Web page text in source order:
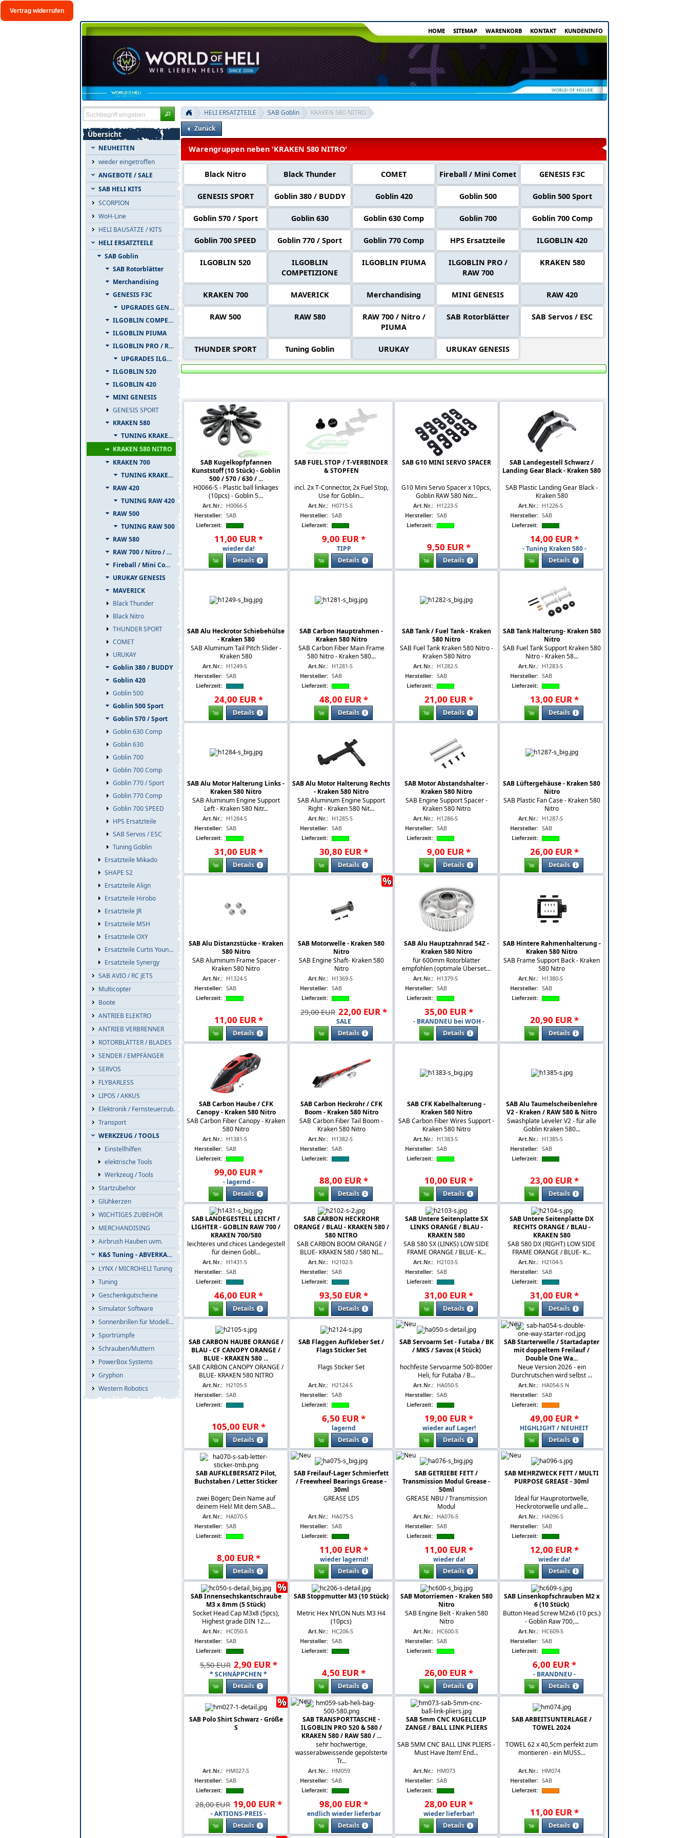
Vertrag widerrufen
HOME SITEMAP WARENKORB KONTAKT KUNDENINFO
Übersicht
NEUHEITEN
wieder eingetroffen
ANGEBOTE / SALE
SAB HELI KITS
SCORPION
WoH-Line
HELI BAUSÄTZE / KITS
HELI ERSATZTEILE
SAB Goblin
SAB Rotorblätter
Merchandising
GENESIS F3C
UPGRADES GENESIS F3C
ILGOBLIN COMPETIZIONE
ILGOBLIN PIUMA
ILGOBLIN PRO / RAW 700
UPGRADES ILGOBLIN PRO / RAW 700
ILGOBLIN 520
ILGOBLIN 420
MINI GENESIS
GENESIS SPORT
KRAKEN 580
TUNING KRAKEN 580
KRAKEN 580 NITRO
KRAKEN 700
TUNING KRAKEN 700
RAW 420
TUNING RAW 420
RAW 500
TUNING RAW 500
RAW 580
RAW 700 / Nitro / PIUMA
Fireball / Mini Comet
URUKAY GENESIS
MAVERICK
Black Thunder
Black Nitro
THUNDER SPORT
COMET
URUKAY
Goblin 380 / BUDDY
Goblin 420
Goblin 500
Goblin 500 Sport
Goblin 570 / Sport
Goblin 630 Comp
Goblin 630
Goblin 700
Goblin 700 Comp
Goblin 770 / Sport
Goblin 770 Comp
Goblin 700 SPEED
HPS Ersatzteile
SAB Servos / ESC
Tuning Goblin
Ersatzteile Mikado
SHAPE S2
Ersatzteile Align
Ersatzteile Hirobo
Ersatzteile JR
Ersatzteile MSH
Ersatzteile OXY
Ersatzteile Curtis Youngblood
Ersatzteile Synergy
SAB AVIO / RC JETS
Multicopter
Boote
ANTRIEB ELEKTRO
ANTRIEB VERBRENNER
ROTORBLÄTTER / BLADES
SENDER / EMPFÄNGER
SERVOS
FLYBARLESS
LIPOS / AKKUS
Elektronik / Fernsteuerzub.
Transport
WERKZEUG / TOOLS
Einstellhilfen
elektrische Tools
Werkzeug / Tools
Startzubehör
Glühkerzen
WICHTIGES ZUBEHÖR
MERCHANDISING
Airbrush Hauben uvm.
K&S Tuning - ABVERKAUF
LYNX / MICROHELI Tuning
Tuning
Geschenkgutscheine
Simulator Software
Sonnenbrillen für Modellflieger
Sportrümpfe
Schrauben/Muttern
PowerBox Systems
Gryphon
Western Robotics
HELI ERSATZTEILE SAB Goblin
KRAKEN 580 NITRO
Zurück
Warengruppen neben 'KRAKEN 580 NITRO'
Black Nitro Black Thunder COMET Fireball / Mini Comet GENESIS F3C
GENESIS SPORT Goblin 380 / BUDDY Goblin 420 Goblin 500 Goblin 500 Sport
Goblin 570 / Sport Goblin 630 Goblin 630 Comp Goblin 700 Goblin 700 Comp
Goblin 700 SPEED Goblin 770 / Sport Goblin 770 Comp HPS Ersatzteile ILGOBLIN 420
ILGOBLIN 520
ILGOBLIN
COMPETIZIONE
ILGOBLIN PIUMA
ILGOBLIN PRO /
RAW 700
KRAKEN 580
KRAKEN 700 MAVERICK Merchandising MINI GENESIS RAW 420
RAW 500 RAW 580
RAW 700 / Nitro /
PIUMA
SAB Rotorblätter SAB Servos / ESC
THUNDER SPORT Tuning Goblin URUKAY URUKAY GENESIS
SAB Kugelkopfpfannen
Kunststoff (10 Stück) - Goblin
500 / 570 / 630 / ...
H0066-S - Plastic ball linkages
(10pcs) - Goblin 5...
Art.Nr.: H0066-S
Hersteller: SAB
Lieferzeit:
11,00 EUR*
wieder da!
Details
SAB FUEL STOP / T-VERBINDER
& STOPFEN
incl. 2x T-Connector, 2x Fuel Stop,
Use for Goblin...
Art.Nr.: H0715-S
Hersteller: SAB
Lieferzeit:
9,00 EUR*
TIPP
Details
SAB G10 MINI SERVO SPACER
G10 Mini Servo Spacer x 10pcs,
Goblin RAW 580 Nitr...
Art.Nr.: H1223-S
Hersteller: SAB
Lieferzeit:
9,50 EUR*
Details
SAB Landegestell Schwarz /
Landing Gear Black - Kraken 580
SAB Plastic Landing Gear Black -
Kraken 580
Art.Nr.: H1226-S
Hersteller: SAB
Lieferzeit:
14,00 EUR*
- Tuning Kraken 580 -
Details
SAB Alu Heckrotor Schiebehülse
- Kraken 580
SAB Aluminum Tail Pitch Slider -
Kraken 580
Art.Nr.: H1249-S
Hersteller: SAB
Lieferzeit:
24,00 EUR*
Details
SAB Carbon Hauptrahmen -
Kraken 580 Nitro
SAB Carbon Fiber Main Frame
580 Nitro - Kraken 580...
Art.Nr.: H1281-S
Hersteller: SAB
Lieferzeit:
48,00 EUR*
Details
SAB Tank / Fuel Tank - Kraken
580 Nitro
SAB Fuel Tank Kraken 580 Nitro -
Kraken 580 Nitro
Art.Nr.: H1282-S
Hersteller: SAB
Lieferzeit:
21,00 EUR*
Details
SAB Tank Halterung- Kraken 580
Nitro
SAB Fuel Tank Support Kraken 580
Nitro - Kraken 58...
Art.Nr.: H1283-S
Hersteller: SAB
Lieferzeit:
13,00 EUR*
Details
SAB Alu Motor Halterung Links -
Kraken 580 Nitro
SAB Aluminum Engine Support
Left - Kraken 580 Nitr...
Art.Nr.: H1284-S
Hersteller: SAB
Lieferzeit:
31,00 EUR*
Details
SAB Alu Motor Halterung Rechts
- Kraken 580 Nitro
SAB Aluminum Engine Support
Right - Kraken 580 Nit...
Art.Nr.: H1285-S
Hersteller: SAB
Lieferzeit:
30,80 EUR*
Details
SAB Motor Abstandshalter -
Kraken 580 Nitro
SAB Engine Support Spacer -
Kraken 580 Nitro
Art.Nr.: H1286-S
Hersteller: SAB
Lieferzeit:
9,00 EUR*
Details
SAB Lüftergehäuse - Kraken 580
Nitro
SAB Plastic Fan Case - Kraken 580
Nitro
Art.Nr.: H1287-S
Hersteller: SAB
Lieferzeit:
26,00 EUR*
Details
SAB Alu Distanzstücke - Kraken
580 Nitro
SAB Aluminum Frame Spacer -
Kraken 580 Nitro
Art.Nr.: H1324-S
Hersteller: SAB
Lieferzeit:
11,00 EUR*
Details
SAB Motorwelle - Kraken 580
Nitro
SAB Engine Shaft- Kraken 580
Nitro
Art.Nr.: H1369-S
Hersteller: SAB
Lieferzeit:
29,00 EUR 22,00 EUR*
SALE
Details
%
SAB Alu Hauptzahnrad 54Z -
Kraken 580 Nitro
für 600mm Rotorblätter
empfohlen (optimale Überset...
Art.Nr.: H1379-S
Hersteller: SAB
Lieferzeit:
35,00 EUR*
- BRANDNEU bei WOH -
Details
SAB Hintere Rahmenhalterung -
Kraken 580 Nitro
SAB Frame Support Back - Kraken
580 Nitro
Art.Nr.: H1380-S
Hersteller: SAB
Lieferzeit:
20,90 EUR*
Details
SAB Carbon Haube / CFK
Canopy - Kraken 580 Nitro
SAB Carbon Fiber Canopy - Kraken
580 Nitro
Art.Nr.: H1381-S
Hersteller: SAB
Lieferzeit:
99,00 EUR*
- lagernd -
Details
SAB Carbon Heckrohr / CFK
Boom - Kraken 580 Nitro
SAB Carbon Fiber Tail Boom -
Kraken 580 Nitro
Art.Nr.: H1382-S
Hersteller: SAB
Lieferzeit:
88,00 EUR*
Details
SAB CFK Kabelhalterung -
Kraken 580 Nitro
SAB Carbon Fiber Wires Support -
Kraken 580 Nitro
Art.Nr.: H1383-S
Hersteller: SAB
Lieferzeit:
10,00 EUR*
Details
SAB Alu Taumelscheibenlehre
V2 - Kraken / RAW 580 & Nitro
Swashplate Leveler V2 - für alle
Goblin Kraken 580...
Art.Nr.: H1385-S
Hersteller: SAB
Lieferzeit:
23,00 EUR*
Details
SAB LANDEGESTELL LEICHT /
LIGHTER - GOBLIN RAW 700 /
KRAKEN 700/580
leichteres und chices Landegestell
für deinen Gobl...
Art.Nr.: H1431-S
Hersteller: SAB
Lieferzeit:
46,00 EUR*
Details
SAB CARBON HECKROHR
ORANGE / BLAU - KRAKEN 580 /
580 NITRO
SAB CARBON BOOM ORANGE /
BLUE- KRAKEN 580 / 580 NI...
Art.Nr.: H2102-S
Hersteller: SAB
Lieferzeit:
93,50 EUR*
Details
SAB Untere Seitenplatte SX
LINKS ORANGE / BLAU -
KRAKEN 580
SAB 580 SX (LINKS) LOW SIDE
FRAME ORANGE / BLUE- K...
Art.Nr.: H2103-S
Hersteller: SAB
Lieferzeit:
31,00 EUR*
Details
SAB Untere Seitenplatte DX
RECHTS ORANGE / BLAU -
KRAKEN 580
SAB 580 DX (RIGHT) LOW SIDE
FRAME ORANGE / BLUE- K...
Art.Nr.: H2104-S
Hersteller: SAB
Lieferzeit:
31,00 EUR*
Details
SAB CARBON HAUBE ORANGE /
BLAU - CF CANOPY ORANGE /
BLUE - KRAKEN 580 ...
SAB CARBON CANOPY ORANGE /
BLUE- KRAKEN 580 NITRO
Art.Nr.: H2105-S
Hersteller: SAB
Lieferzeit:
105,00 EUR*
Details
SAB Flaggen Aufkleber Set /
Flags Sticker Set
Flags Sticker Set
Art.Nr.: H2124-S
Hersteller: SAB
Lieferzeit:
6,50 EUR*
lagernd
Details
SAB Servoarm Set - Futaba / BK
/ MKS / Savox (4 Stück)
hochfeste Servoarme 500-800er
Heli, für Futaba / B...
Art.Nr.: HA050-S
Hersteller: SAB
Lieferzeit:
19,00 EUR*
wieder auf Lager!
Details
SAB Starterwelle / Startadapter
mit doppeltem Freilauf /
Double One Wa...
Neue Version 2026 - ein
Durchrutschen wird selbst ...
Art.Nr.: HA054-S N
Hersteller: SAB
Lieferzeit:
49,00 EUR*
HIGHLIGHT / NEUHEIT
Details
SAB AUFKLEBERSATZ Pilot,
Buchstaben / Letter Sticker
zwei Bögen; Dein Name auf
deinem Heli! Mit dem SAB...
Art.Nr.: HA070-S
Hersteller: SAB
Lieferzeit:
8,00 EUR*
Details
SAB Freilauf-Lager Schmierfett
/ Freewheel Bearings Grease -
30ml
GREASE LDS
Art.Nr.: HA075-S
Hersteller: SAB
Lieferzeit:
11,00 EUR*
wieder lagernd!
Details
SAB GETRIEBE FETT /
Transmission Modul Grease -
50ml
GREASE NBU / Transmission
Modul
Art.Nr.: HA076-S
Hersteller: SAB
Lieferzeit:
11,00 EUR*
wieder da!
Details
SAB MEHRZWECK FETT / MULTI
PURPOSE GREASE - 30ml
Ideal für Hauprotortwelle,
Heckrotorwelle und alle...
Art.Nr.: HA096-S
Hersteller: SAB
Lieferzeit:
12,00 EUR*
wieder da!
Details
SAB Innensechskantschraube
M3 x 8mm (5 Stück)
Socket Head Cap M3x8 (5pcs),
Highest grade DIN 12....
Art.Nr.: HC050-S
Hersteller: SAB
Lieferzeit:
5,50 EUR 2,90 EUR*
* SCHNÄPPCHEN *
Details
%
SAB Stoppmutter M3 (10 Stück)
Metric Hex NYLON Nuts M3 H4
(10pcs)
Art.Nr.: HC206-S
Hersteller: SAB
Lieferzeit:
4,50 EUR*
Details
SAB Motorriemen - Kraken 580
Nitro
SAB Engine Belt - Kraken 580
Nitro
Art.Nr.: HC600-S
Hersteller: SAB
Lieferzeit:
26,00 EUR*
Details
SAB Linsenkopfschrauben M2 x
6 (10 Stück)
Button Head Screw M2x6 (10 pcs.)
- Goblin Raw 700,...
Art.Nr.: HC609-S
Hersteller: SAB
Lieferzeit:
6,00 EUR*
- BRANDNEU -
Details
SAB Polo Shirt Schwarz - Größe
S
Art.Nr.: HM027-S
Hersteller: SAB
Lieferzeit:
28,00 EUR 19,00 EUR*
- AKTIONS-PREIS -
Details
%
SAB TRANSPORTTASCHE -
ILGOBLIN PRO 520 & 580 /
KRAKEN 580 / RAW 580 / ...
sehr hochwertige,
wasserabweissende gepolsterte
Tr...
Art.Nr.: HM059
Hersteller: SAB
Lieferzeit:
98,00 EUR*
endlich wieder lieferbar
Details
SAB 5mm CNC KUGELCLIP
ZANGE / BALL LINK PLIERS
SAB 5MM CNC BALL LINK PLIERS -
Must Have Item! End...
Art.Nr.: HM073
Hersteller: SAB
Lieferzeit:
28,00 EUR*
wieder lieferbar!
Details
SAB ARBEITSUNTERLAGE /
TOWEL 2024
TOWEL 62 x 40,5cm perfekt zum
montieren - ein MUSS...
Art.Nr.: HM074
Hersteller: SAB
Lieferzeit:
11,00 EUR*
Details